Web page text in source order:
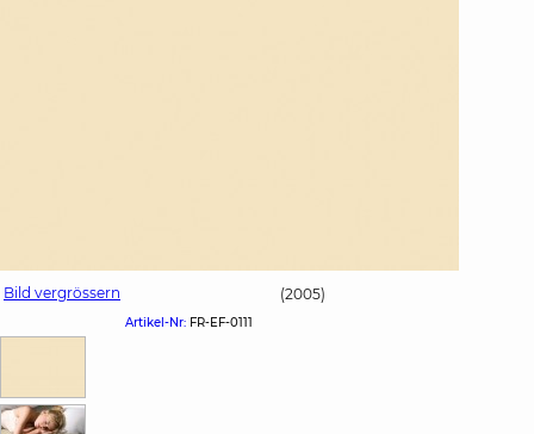
Bild vergrössern (2005)
Artikel-Nr: FR-EF-0111